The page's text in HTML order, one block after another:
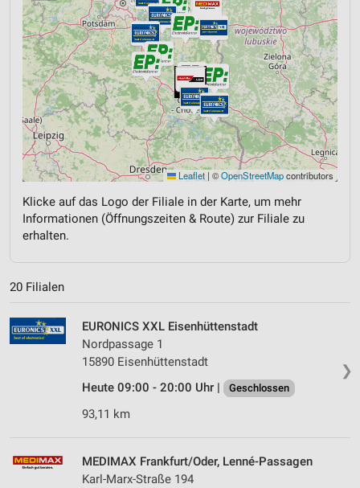
Leaflet | ©OpenStreetMapcontributors
Klicke auf das Logo der Filiale in der Karte, um mehr
Informationen (Öffnungszeiten & Route) zur Filiale zu
erhalten.
20 Filialen
❯
EURONICS XXL Eisenhüttenstadt
Nordpassage 1
15890 Eisenhüttenstadt
Heute 09:00 - 20:00 Uhr |
Geschlossen
93,11 km
MEDIMAX Frankfurt/Oder, Lenné-Passagen
Karl-Marx-Straße 194